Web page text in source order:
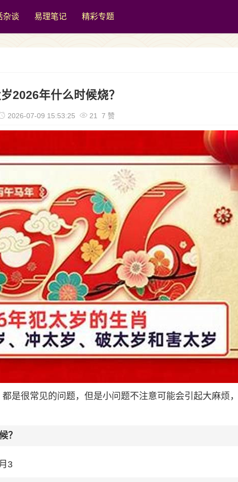
杂谈 易理笔记 精彩专题
2026年什么时候烧？
2026-07-09 15:53:25 21 7 赞
是很常见的问题，但是小问题不注意可能会引起大麻烦
？
3